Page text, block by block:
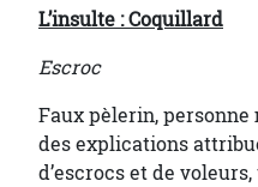
L’insulte : Coquillard
Escroc
Faux pèlerin, personne
des explications
d’escrocs et de